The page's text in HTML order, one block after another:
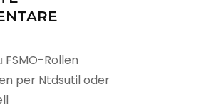
FSMO-Rollen
per Ntdsutil oder